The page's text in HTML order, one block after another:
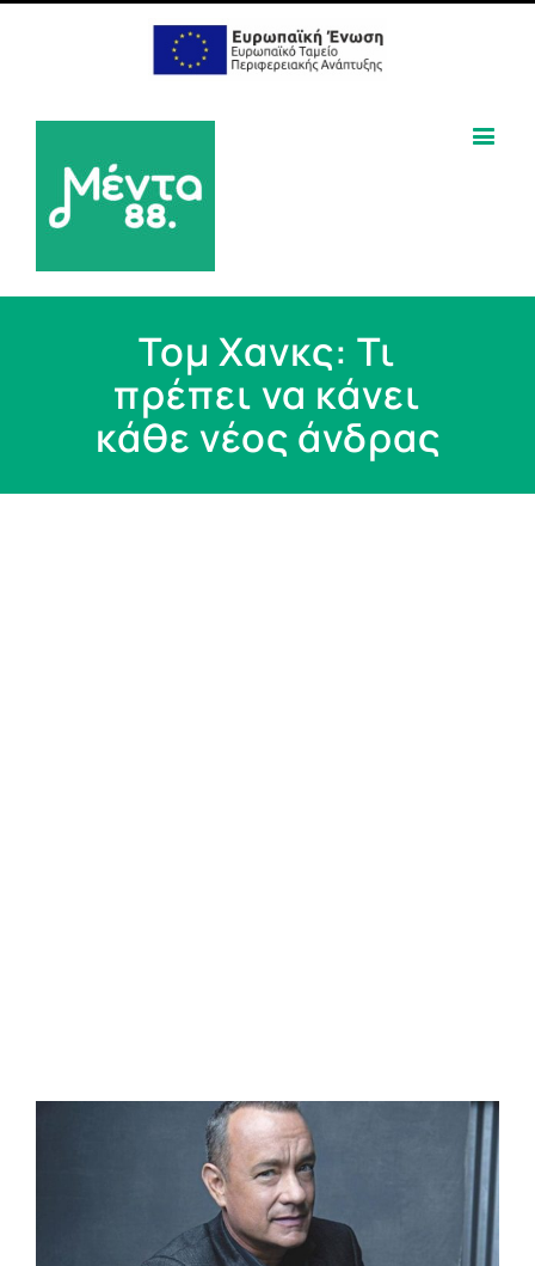
Τομ Χανκς: Τι
πρέπει να κάνει
κάθε νέος άνδρας